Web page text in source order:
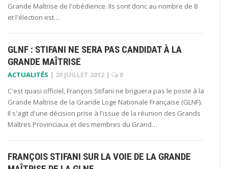
Grande Maîtrise de l'obédience. Ils sont donc au nombre de 8
et l'élection est…
GLNF : STIFANI NE SERA PAS CANDIDAT À LA
GRANDE MAÎTRISE
ACTUALITÉS | 20 JUILLET 2012 |
0
C'est quasi officiel, François Stifani ne briguera pas le poste à la
Grande Maîtrise de la Grande Loge Nationale Française (GLNF).
Il s'agit d'une décision prise à l'issue de la réunion des Grands
Maîtres Provinciaux et des membres du Grand…
FRANÇOIS STIFANI SUR LA VOIE DE LA GRANDE